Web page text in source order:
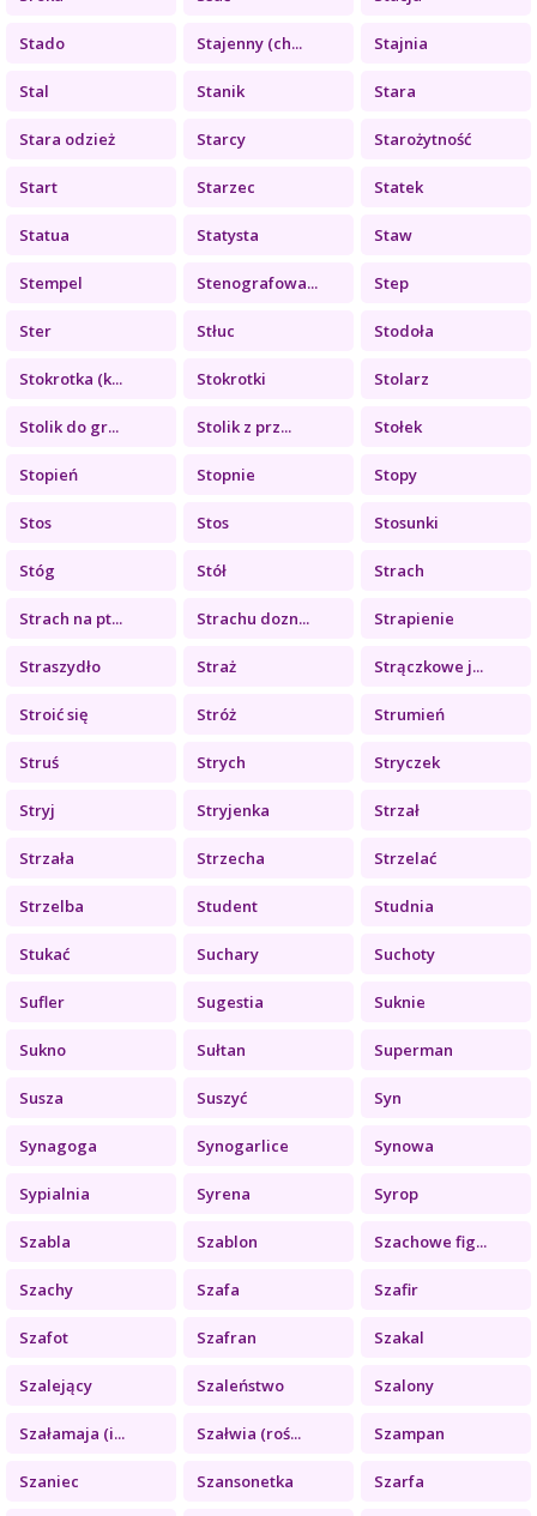
Stado Stajenny (ch... Stajnia
Stal Stanik Stara
Stara odzież Starcy Starożytność
Start Starzec Statek
Statua Statysta Staw
Stempel Stenografowa... Step
Ster Stłuc Stodoła
Stokrotka (k... Stokrotki Stolarz
Stolik do gr... Stolik z prz... Stołek
Stopień Stopnie Stopy
Stos Stos Stosunki
Stóg Stół Strach
Strach na pt... Strachu dozn... Strapienie
Straszydło Straż Strączkowe j...
Stroić się Stróż Strumień
Struś Strych Stryczek
Stryj Stryjenka Strzał
Strzała Strzecha Strzelać
Strzelba Student Studnia
Stukać Suchary Suchoty
Sufler Sugestia Suknie
Sukno Sułtan Superman
Susza Suszyć Syn
Synagoga Synogarlice Synowa
Sypialnia Syrena Syrop
Szabla Szablon Szachowe fig...
Szachy Szafa Szafir
Szafot Szafran Szakal
Szalejący Szaleństwo Szalony
Szałamaja (i... Szałwia (roś... Szampan
Szaniec Szansonetka Szarfa